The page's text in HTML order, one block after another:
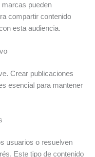
marcas pueden
compartir contenido
esta audiencia.
Crear publicaciones
esencial para mantener
usuarios o resuelven
Este tipo de contenido